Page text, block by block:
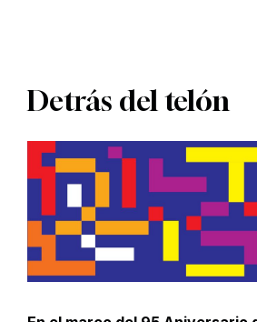
Detrás del telón